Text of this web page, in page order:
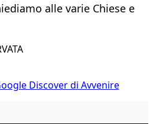
alle varie Chiese e
Discover di Avvenire